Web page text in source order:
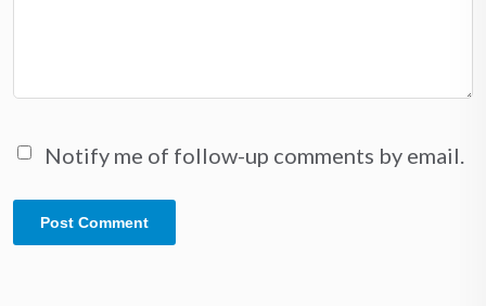
Notify me of follow-up comments by email.